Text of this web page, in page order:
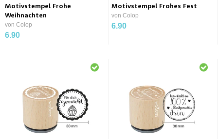
Motivstempel Frohe
Weihnachten
von Colop
6.90
Motivstempel Frohes Fest
von Colop
6.90